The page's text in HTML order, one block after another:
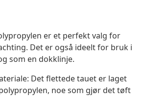
er et perfekt valg for
Det er også ideelt for bruk i
som en dokklinje.
Det flettede tauet er laget
noe som gjør det tøft